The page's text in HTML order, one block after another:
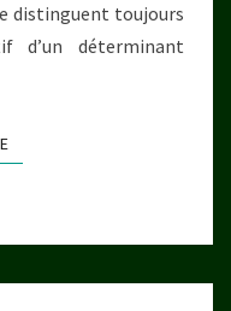
distinguent toujours
d’un déterminant
LIRE LA SUITE